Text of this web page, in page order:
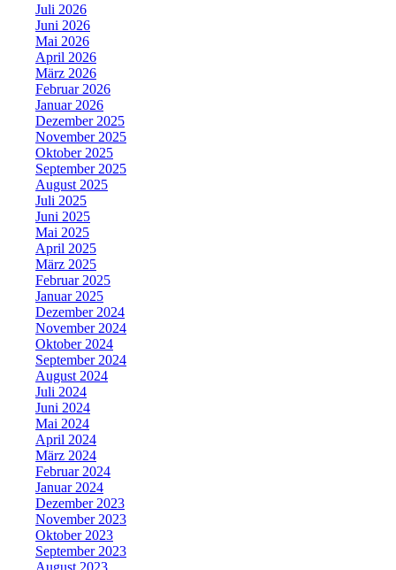
Juli 2026
Juni 2026
Mai 2026
April 2026
März 2026
Februar 2026
Januar 2026
Dezember 2025
November 2025
Oktober 2025
September 2025
August 2025
Juli 2025
Juni 2025
Mai 2025
April 2025
März 2025
Februar 2025
Januar 2025
Dezember 2024
November 2024
Oktober 2024
September 2024
August 2024
Juli 2024
Juni 2024
Mai 2024
April 2024
März 2024
Februar 2024
Januar 2024
Dezember 2023
November 2023
Oktober 2023
September 2023
August 2023